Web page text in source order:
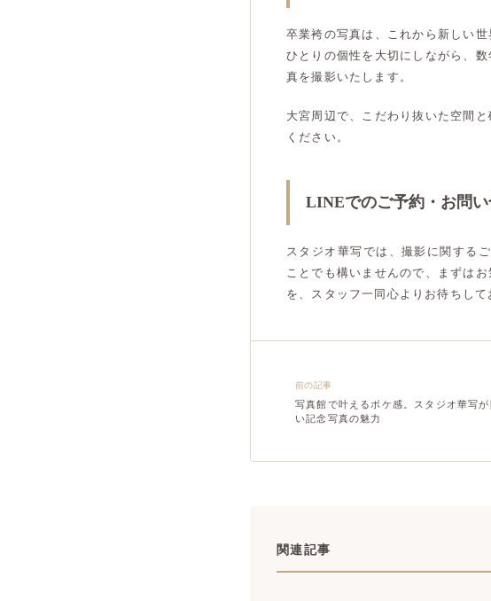
卒業袴の写真は、これから新しい
ひとりの個性を大切にしながら、
真を撮影いたします。
大宮周辺で、こだわり抜いた空間
ください。
LINEでのご予約・お問
スタジオ華写では、撮影に関する
ことでも構いませんので、まずは
を、スタッフ一同心よりお待ちして
前の記事
写真館で叶えるボケ感。スタジオ華写が
い記念写真の魅力
関連記事